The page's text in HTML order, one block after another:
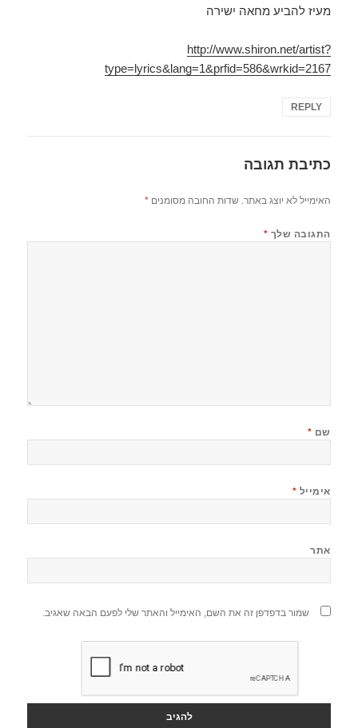
מעיז להביע מחאה ישירה
http://www.shiron.net/artist?
type=lyrics&lang=1&prfid=586&wrkid=2167
REPLY
כתיבת תגובה
האימייל לא יוצג באתר. שדות החובה מסומנים*
התגובה שלך *
שם *
אימייל *
אתר
שמור בדפדפן זה את השם, האימייל והאתר שלי לפעם הבאה שאגיב.